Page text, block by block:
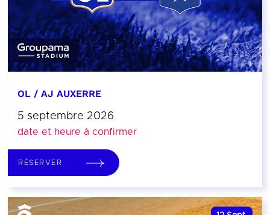
OL / AJ AUXERRE
5 septembre 2026
date et heure à confirmer
RÉSERVER